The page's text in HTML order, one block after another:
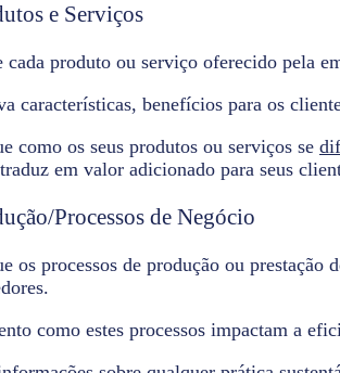
e Serviços
cada produto ou serviço oferecido pela
características, benefícios para os
como os seus produtos ou serviços se
em valor adicionado para seus
Processos de Negócio
os processos de produção ou prestação
como estes processos impactam a